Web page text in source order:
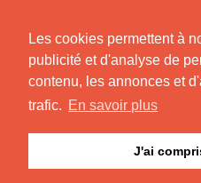
Les cookies permettent à
publicité et d'analyse de
contenu, les annonces et
trafic. En savoir plus
J'ai